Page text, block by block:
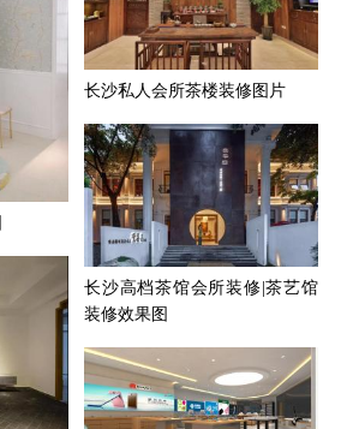
长沙私人会所茶楼装修图片
长沙高档茶馆会所装修|茶艺馆
装修效果图